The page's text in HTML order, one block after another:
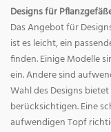
Designs für
Das Angebot für
ist es leicht, ein
finden. Einige Modelle
ein. Andere sind
Wahl des Designs
berücksichtigen. Eine
aufwendigen Topf